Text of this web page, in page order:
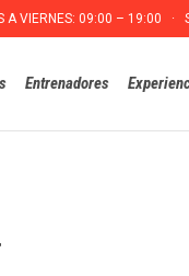
A VIERNES: 09:00 – 19:00 ·
Entrenadores